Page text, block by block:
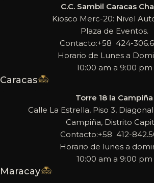
C.C. Sambil Caracas
Kiosco Merc-20: Nivel
Plaza de Eventos.
Contacto:+58 424-
Horario de Lunes a
10:00 am a 9:00 pm
Caracas
Torre 18 la Campiña
Calle La Estrella, Piso 3,
Campiña, Distrito
Contacto:+58 412-
Horario de lunes a
10:00 am a 9:00 pm
Maracay